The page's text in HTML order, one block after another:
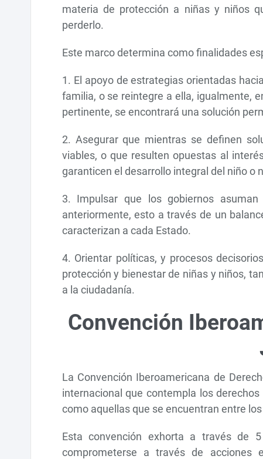
materia de protección a niñas y niños
perderlo.
Este marco determina como finalidades
1. El apoyo de estrategias orientadas
familia, o se reintegre a ella, igualmente,
pertinente, se encontrará una solución
2. Asegurar que mientras se definen
viables, o que resulten opuestas al
garanticen el desarrollo integral del niño o
3. Impulsar que los gobiernos
anteriormente, esto a través de un
caracterizan a cada Estado.
4. Orientar políticas, y procesos
protección y bienestar de niñas y niños,
a la ciudadanía.
Convención
La Convención Iberoamericana de
internacional que contempla los
como aquellas que se encuentran entre
Esta convención exhorta a través de
comprometerse a través de acciones